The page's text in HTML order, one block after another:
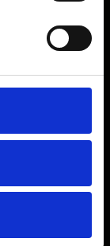
Dabei
Pfad
werden.